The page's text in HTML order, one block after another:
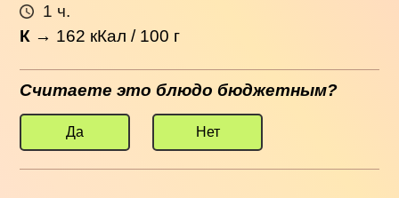
1 ч.
К → 162 кКал / 100 г
Считаете это блюдо бюджетным?
Да Нет